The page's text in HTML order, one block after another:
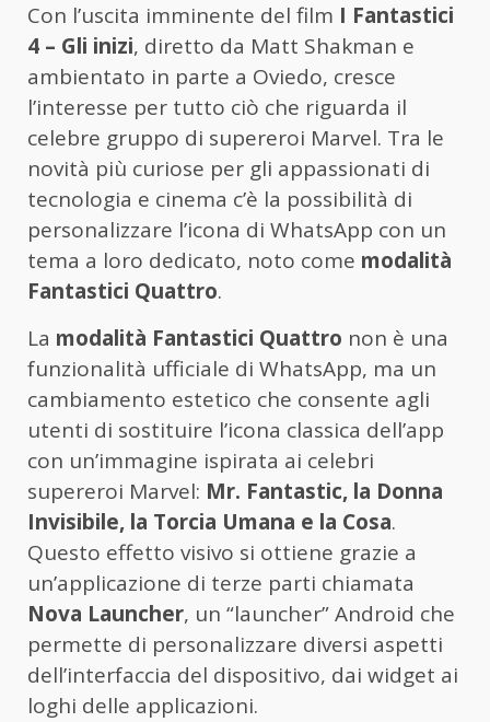
Con l’uscita imminente del film I Fantastici
4 – Gli inizi, diretto da Matt Shakman e
ambientato in parte a Oviedo, cresce
l’interesse per tutto ciò che riguarda il
celebre gruppo di supereroi Marvel. Tra le
novità più curiose per gli appassionati di
tecnologia e cinema c’è la possibilità di
personalizzare l’icona di WhatsApp con un
tema a loro dedicato, noto come modalità
Fantastici Quattro.
La modalità Fantastici Quattro non è una
funzionalità ufficiale di WhatsApp, ma un
cambiamento estetico che consente agli
utenti di sostituire l’icona classica dell’app
con un’immagine ispirata ai celebri
supereroi Marvel: Mr. Fantastic, la Donna
Invisibile, la Torcia Umana e la Cosa.
Questo effetto visivo si ottiene grazie a
un’applicazione di terze parti chiamata
Nova Launcher, un “launcher” Android che
permette di personalizzare diversi aspetti
dell’interfaccia del dispositivo, dai widget ai
loghi delle applicazioni.